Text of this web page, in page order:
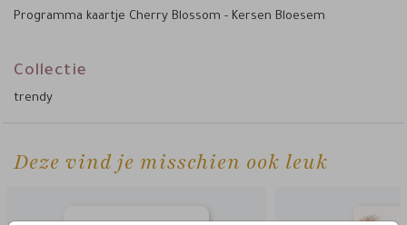
Programma kaartje Cherry Blossom - Kersen Bloesem
Collectie
trendy
Deze vind je misschien ook leuk